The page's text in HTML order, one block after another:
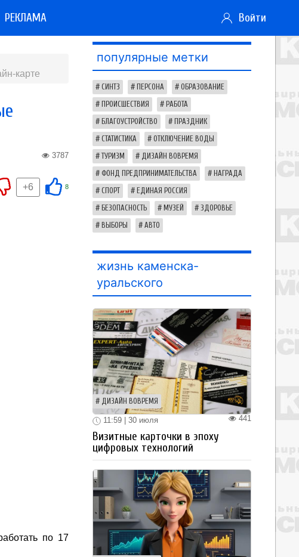
РЕКЛАМА Войти
карте
3787
8
+6
по 17
популярные метки
СИНТЗ ПЕРСОНА ОБРАЗОВАНИЕ
ПРОИСШЕСТВИЯ РАБОТА
БЛАГОУСТРОЙСТВО ПРАЗДНИК
СТАТИСТИКА ОТКЛЮЧЕНИЕ ВОДЫ
ТУРИЗМ ДИЗАЙН ВОВРЕМЯ
ФОНД ПРЕДПРИНИМАТЕЛЬСТВА НАГРАДА
СПОРТ ЕДИНАЯ РОССИЯ
БЕЗОПАСНОСТЬ МУЗЕЙ ЗДОРОВЬЕ
ВЫБОРЫ АВТО
жизнь каменска-
уральского
ДИЗАЙН ВОВРЕМЯ
441
11:59 | 30 июля
Визитные карточки в эпоху
цифровых технологий